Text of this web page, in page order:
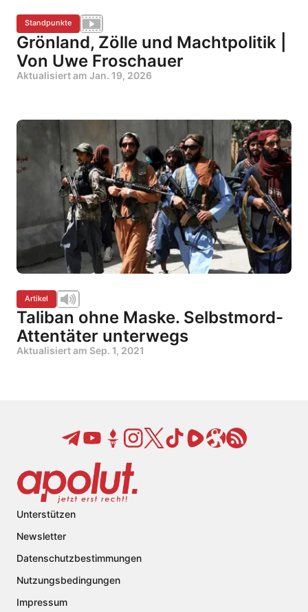
Standpunkte
Grönland, Zölle und Machtpolitik |
Von Uwe Froschauer
Aktualisiert am Jan. 19, 2026
Artikel
Taliban ohne Maske. Selbstmord-
Attentäter unterwegs
Aktualisiert am Sep. 1, 2021
Unterstützen
Newsletter
Datenschutzbestimmungen
Nutzungsbedingungen
Impressum